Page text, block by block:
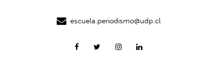
escuela.periodismo@udp.cl